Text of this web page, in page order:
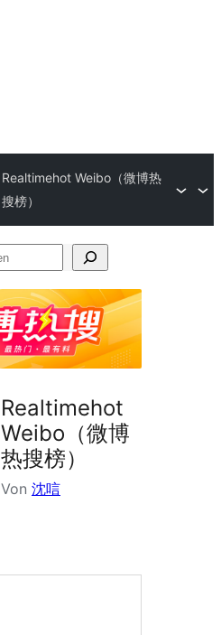
Realtimehot Weibo（微博热
搜榜）
Realtimehot
Weibo（微博
热搜榜）
Von 沈唁